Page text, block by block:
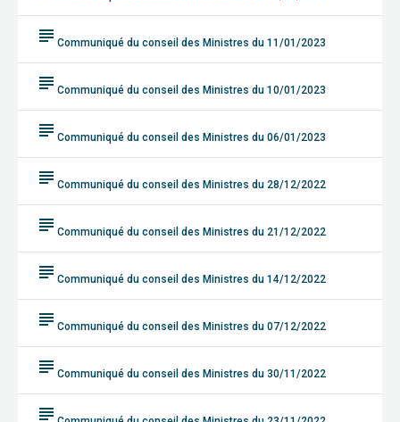
subject Communiqué du conseil des Ministres du 11/01/2023
subject Communiqué du conseil des Ministres du 10/01/2023
subject Communiqué du conseil des Ministres du 06/01/2023
subject Communiqué du conseil des Ministres du 28/12/2022
subject Communiqué du conseil des Ministres du 21/12/2022
subject Communiqué du conseil des Ministres du 14/12/2022
subject Communiqué du conseil des Ministres du 07/12/2022
subject Communiqué du conseil des Ministres du 30/11/2022
subject